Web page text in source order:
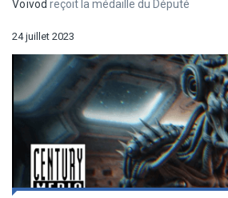
Voïvod reçoit la médaille du Député
24 juillet 2023